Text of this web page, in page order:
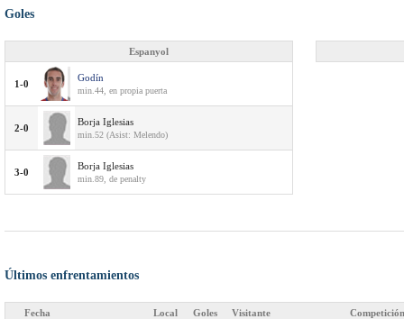
Goles
Espanyol
1-0
Godín
min.44, en propia puerta
2-0
Borja Iglesias
min.52 (Asist: Melendo)
3-0
Borja Iglesias
min.89, de penalty
Últimos enfrentamientos
Fecha Local Goles Visitante Competición